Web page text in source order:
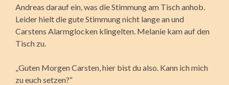
Andreas darauf ein, was die Stimmung am Tisch anhob.
Leider hielt die gute Stimmung nicht lange an und
Carstens Alarmglocken klingelten. Melanie kam auf den
Tisch zu.
„Guten Morgen Carsten, hier bist du also. Kann ich mich
zu euch setzen?“